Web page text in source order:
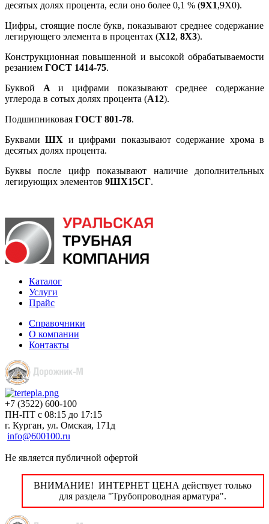
десятых долях процента, если оно более 0,1 % (9X1,9X0).
Цифры, стоящие после букв, показывают среднее содержание
легирующего элемента в про­центах (Х12, 8X3).
Конструкционная повышенной и высокой обрабатываемости
резанием ГОСТ 1414-75.
Буквой А и цифрами показывают среднее содержание
углерода в сотых долях процента (А12).
Подшипниковая ГОСТ 801-78.
БуквамиШХ и цифрами показывают содержание хрома в
десятых долях процента.
Буквы после цифр показывают наличие дополнительных
легирующих элементов 9ШХ15СГ.
Каталог
Услуги
Прайс
Справочники
О компании
Контакты
+7 (3522) 600-100
ПН-ПТ с 08:15 до 17:15
г. Курган, ул. Омская, 171д
info@600100.ru
Не является публичной офертой
ВНИМАНИЕ! ИНТЕРНЕТ ЦЕНА действует только
для раздела "Трубопроводная арматура".